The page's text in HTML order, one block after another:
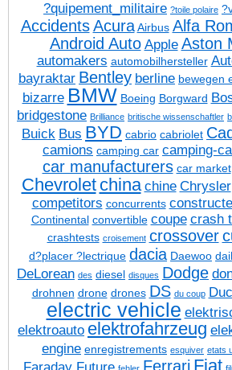
?quipement_militaire ?toile polaire
Accidents Acura Airbus Alfa
Android Auto Apple Aston
automakers automobilhersteller
bayraktar Bentley berline bewegen
bizarre BMW Boeing Borgward
bridgestone Brilliance britische wissenschaftler
Buick Bus BYD cabrio cabriolet
camions camping car camping-
car manufacturers car market
Chevrolet china chine Chrysler
competitors concurrents
Continental convertible coupe crash
crashtests croisement crossover
d?placer ?lectrique dacia Daewoo
DeLorean des diesel disques Dodge
drohnen drone drones DS du coup
electric vehicle
elektroauto elektrofahrzeug
engine enregistrements esquiver etats
Ferrari Fiat